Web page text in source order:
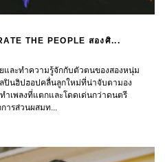
THE PEOPLE สองศิ...
ละทำความรู้จักกับตัวตนของสองหนุ่ม
ปินฮิปฮอปคลื่นลูกใหม่ที่น่าจับตามอง
ำเพลงที่แตกและโดดเด่นกว่าดนตรี
ารส่วนผสมท...